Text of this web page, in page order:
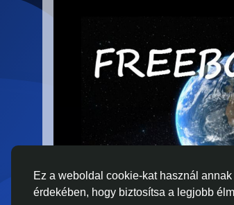
Ez a weboldal cookie-kat használ annak
érdekében, hogy biztosítsa a legjobb